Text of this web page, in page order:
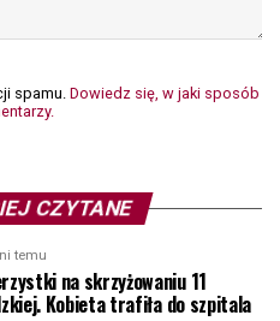
spamu.Dowiedz się, w jaki sposób
CZYTANE
temu
na skrzyżowaniu 11
Kobieta trafiła do szpitala